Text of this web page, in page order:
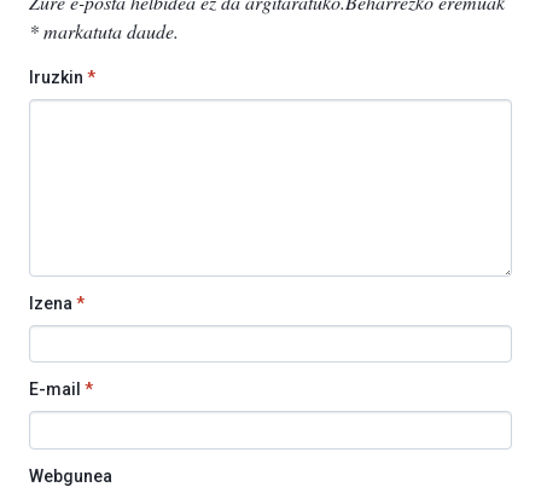
*markatuta daude.
Iruzkin *
Izena *
E-mail *
Webgunea